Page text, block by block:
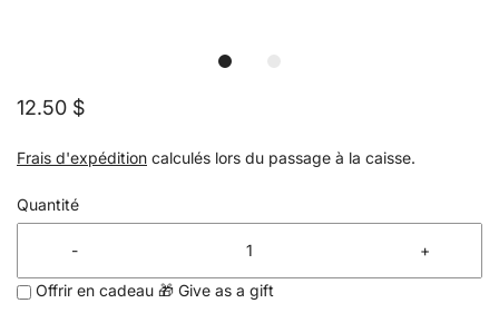
12.50 $
Frais d'expédition calculés lors du passage à la caisse.
Quantité
- +
Offrir en cadeau 🎁 Give as a gift